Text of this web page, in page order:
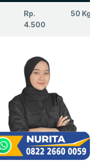
Rp.
4.500
50 Kg